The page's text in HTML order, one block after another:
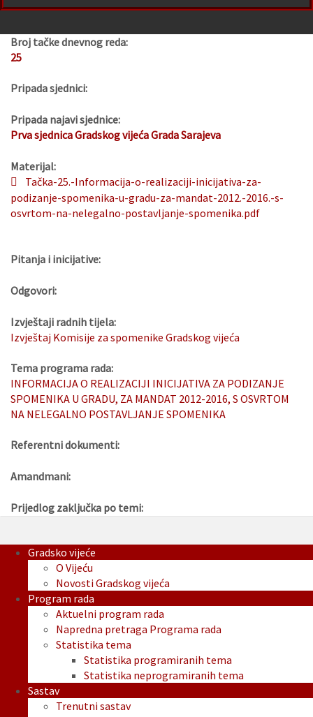
Broj tačke dnevnog reda:
25
Pripada sjednici:
Pripada najavi sjednice:
Prva sjednica Gradskog vijeća Grada Sarajeva
Materijal:
Tačka-25.-Informacija-o-realizaciji-inicijativa-za-
podizanje-spomenika-u-gradu-za-mandat-2012.-2016.-s-
osvrtom-na-nelegalno-postavljanje-spomenika.pdf
Pitanja i inicijative:
Odgovori:
Izvještaji radnih tijela:
Izvještaj Komisije za spomenike Gradskog vijeća
Tema programa rada:
INFORMACIJA O REALIZACIJI INICIJATIVA ZA PODIZANJE
SPOMENIKA U GRADU, ZA MANDAT 2012-2016, S OSVRTOM
NA NELEGALNO POSTAVLJANJE SPOMENIKA
Referentni dokumenti:
Amandmani:
Prijedlog zaključka po temi:
Gradsko vijeće
O Vijeću
Novosti Gradskog vijeća
Program rada
Aktuelni program rada
Napredna pretraga Programa rada
Statistika tema
Statistika programiranih tema
Statistika neprogramiranih tema
Sastav
Trenutni sastav